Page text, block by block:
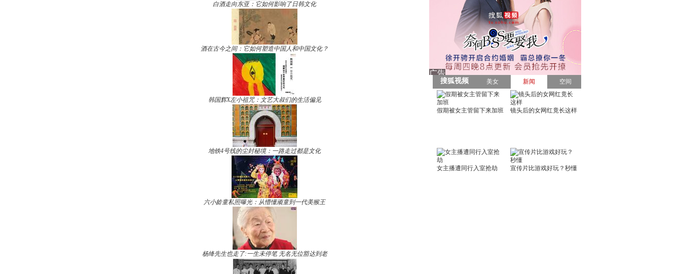
白酒走向东亚：它如何影响了日韩文化
酒在古今之间：它如何塑造中国人和中国文化？
韩国辉X左小祖咒：文艺大叔们的生活偏见
地铁4号线的尘封秘境：一路走过都是文化
六小龄童私照曝光：从懵懂顽童到一代美猴王
杨绛先生也走了:一生未停笔 无名无位豁达到老